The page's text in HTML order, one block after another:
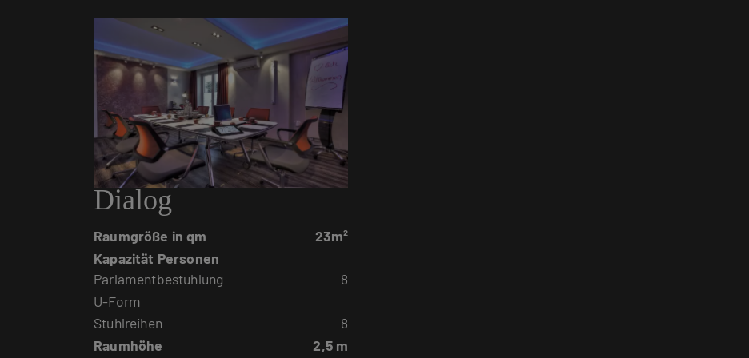
Dialog
Raumgröße in qm
23m²
Kapazität Personen
Parlamentbestuhlung
8
U-Form
Stuhlreihen
8
Raumhöhe
2,5 m